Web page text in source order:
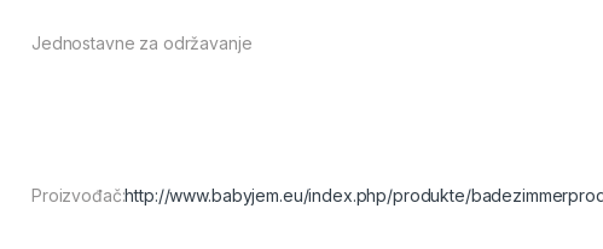
Jednostavne za održavanje
Proizvođač:http://www.babyjem.eu/index.php/produkte/